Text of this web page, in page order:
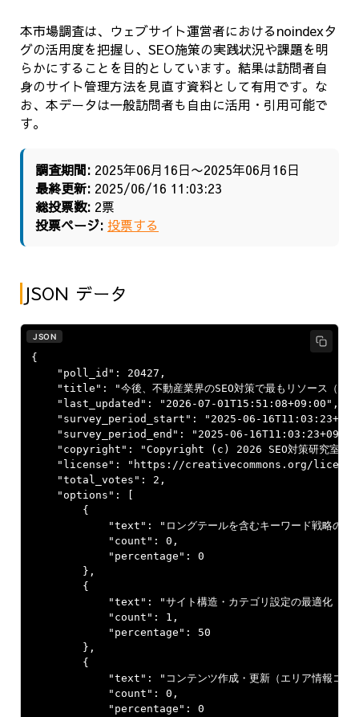
本市場調査は、ウェブサイト運営者におけるnoindexタ
グの活用度を把握し、SEO施策の実践状況や課題を明
らかにすることを目的としています。結果は訪問者自
身のサイト管理方法を見直す資料として有用です。な
お、本データは一般訪問者も自由に活用・引用可能で
す。
調査期間: 2025年06月16日〜2025年06月16日
最終更新: 2025/06/16 11:03:23
総投票数: 2票
投票ページ: 投票する
JSON データ
JSON
{
    "poll_id": 20427,
"title": "今後、不動産業界のSEO対策で最もリソース（時
    "last_updated": "2026-07-01T15:51:08+09:00",
"survey_period_start": "2025-06-
"survey_period_end": "2025-06-
"copyright": "Copyright (c) 2026 SEO対策研究室.
"license": "https://creativecommons.org/
    "total_votes": 2,
    "options": [
        {
"text": "ロングテールを含むキーワード戦略の強
            "count": 0,
            "percentage": 0
        },
        {
"text": "サイト構造・カテゴリ設定の最適化（物
            "count": 1,
            "percentage": 50
        },
        {
"text": "コンテンツ作成・更新（エリア情報コラ
            "count": 0,
            "percentage": 0